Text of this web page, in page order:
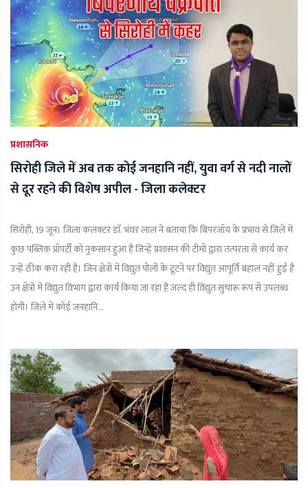
प्रशासनिक
सिरोही जिले में अब तक कोई जनहानि नहीं, युवा वर्ग से नदी नालों
से दूर रहने की विशेष अपील - जिला कलेक्टर
सिरोही, 19 जून। जिला कलक्टर डाॅ. भंवर लाल ने बताया कि बिपरजॉय के प्रभाव से जिले में
कुछ पब्लिक प्रॉपर्टी को नुकसान हुआ है जिन्हें प्रशासन की टीमों द्वारा तत्परता से कार्य कर
उन्हें ठीक करा रही है। जिन क्षेत्रों में विद्युत पोलों के टूटने पर विद्युत आपूर्ति बहाल नहीं हुई है
उन क्षेत्रों में विद्युत विभाग द्वारा कार्य किया जा रहा है जल्द ही विद्युत सुचारू रूप से उपलब्ध
होगी। जिले में कोई जनहानि...